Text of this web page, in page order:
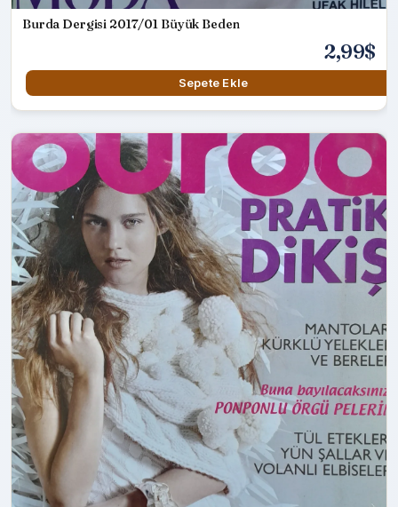
Burda Dergisi 2017/01 Büyük Beden
2,99$
Sepete Ekle